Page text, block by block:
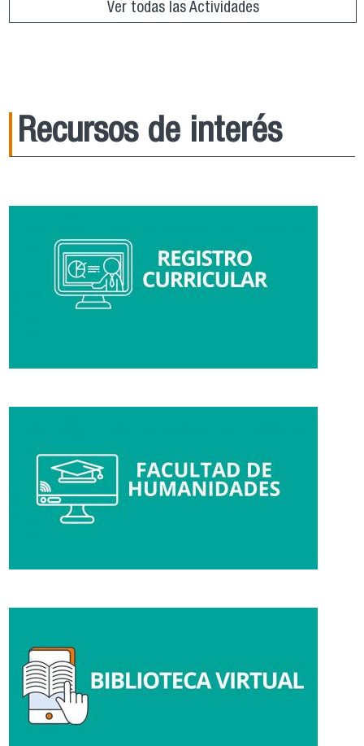
Ver todas las Actividades
Recursos de interés